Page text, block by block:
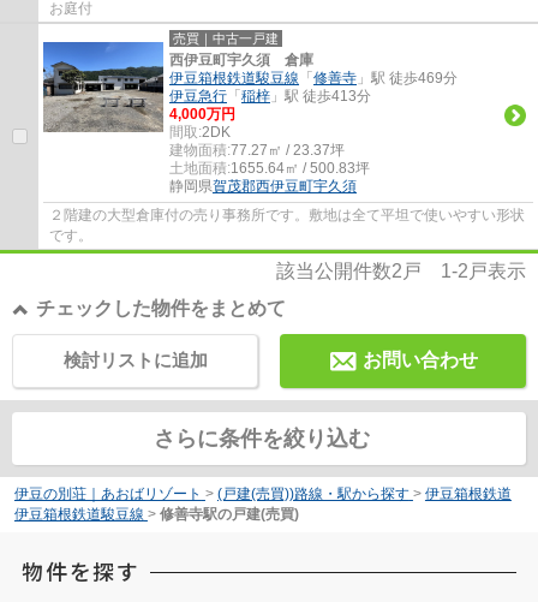
お庭付
売買｜中古一戸建
西伊豆町宇久須 倉庫
伊豆箱根鉄道駿豆線 「修善寺 」駅 徒歩469分
伊豆急行 「稲梓 」駅 徒歩413分
4,000万円
間取:2DK
建物面積:77.27㎡ / 23.37坪
土地面積:1655.64㎡ / 500.83坪
静岡県賀茂郡西伊豆町宇久須
２階建の大型倉庫付の売り事務所です。敷地は全て平坦で使いやすい形状
です。
該当公開件数2 戸 1-2 戸表示
チェックした物件をまとめて
お問い合わせ
検討リストに追加
さらに条件を絞り込む
伊豆の別荘｜あおばリゾート > (戸建(売買))路線・駅から探す > 伊豆箱根鉄道
伊豆箱根鉄道駿豆線 > 修善寺駅の戸建(売買)
物件を探す